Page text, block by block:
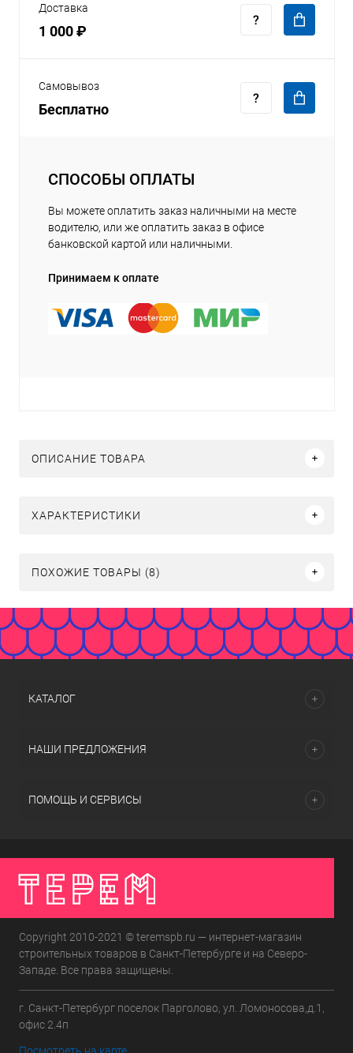
Доставка
1 000 ₽
Самовывоз
Бесплатно
СПОСОБЫ ОПЛАТЫ
Вы можете оплатить заказ наличными на месте
водителю, или же оплатить заказ в офисе
банковской картой или наличными.
Принимаем к оплате
ОПИСАНИЕ ТОВАРА
ХАРАКТЕРИСТИКИ
ПОХОЖИЕ ТОВАРЫ (8)
КАТАЛОГ
НАШИ ПРЕДЛОЖЕНИЯ
ПОМОЩЬ И СЕРВИСЫ
Copyright 2010-2021 © teremspb.ru — интернет-магазин
строительных товаров в Санкт-Петербурге и на Северо-
Западе. Все права защищены.
г. Санкт-Петербург поселок Парголово, ул. Ломоносова,д.1,
офис 2.4п